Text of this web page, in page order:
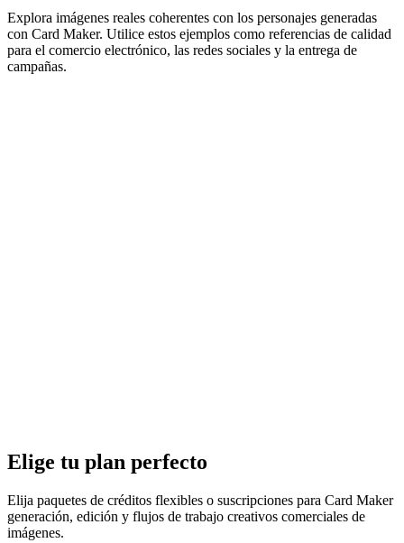
Explora imágenes reales coherentes con los personajes generadas
con Card Maker. Utilice estos ejemplos como referencias de calidad
para el comercio electrónico, las redes sociales y la entrega de
campañas.
Elige tu plan perfecto
Elija paquetes de créditos flexibles o suscripciones para Card Maker
generación, edición y flujos de trabajo creativos comerciales de
imágenes.